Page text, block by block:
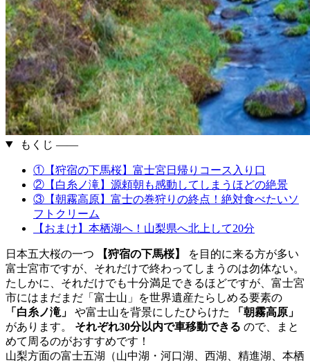
もくじ ――
①【狩宿の下馬桜】富士宮日帰りコース入り口
②【白糸ノ滝】源頼朝も感動してしまうほどの絶景
③【朝霧高原】富士の巻狩りの終点！絶対食べたいソ
フトクリーム
【おまけ】本栖湖へ！山梨県へ北上して20分
日本五大桜の一つ 【狩宿の下馬桜】
を目的に来る方が多い
富士宮市ですが、それだけで終わってしまうのは勿体ない。
たしかに、それだけでも十分満足できるほどですが、富士宮
市にはまだまだ「富士山」を世界遺産たらしめる要素の
「白糸ノ滝」
や富士山を背景にしたひらけた
「朝霧高原」
があります。 それぞれ30分以内で車移動できる ので、まと
めて周るのがおすすめです！
山梨方面の富士五湖（山中湖・河口湖、西湖、精進湖、本栖